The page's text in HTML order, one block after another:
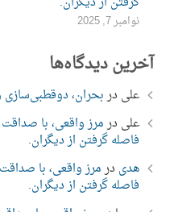
نوامبر 7, 2025
آخرین دیدگاه‌ها
علی دربحران، دوقطبی‌سازی
علی درمرز واقعی، با
فاصله گرفتن از دیگران.
هدی درمرز واقعی، با
فاصله گرفتن از دیگران.